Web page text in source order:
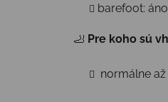
barefoot: áno
🦶 Pre koho sú
normálne